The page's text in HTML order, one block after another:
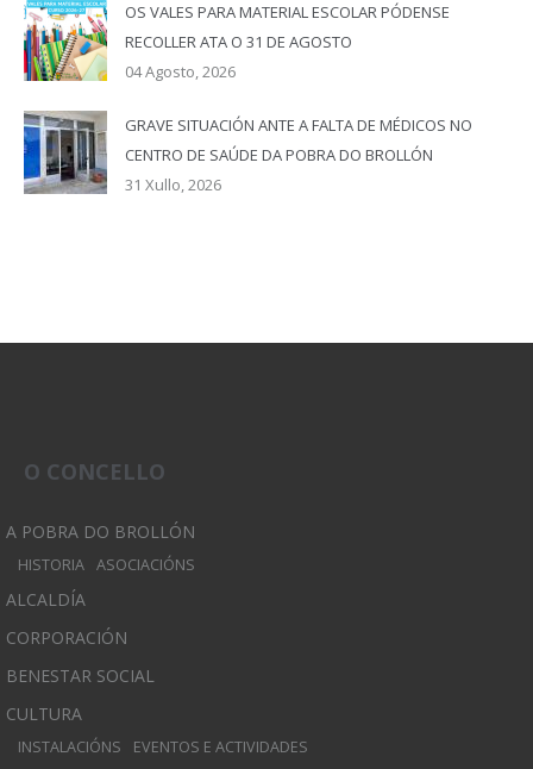
OS VALES PARA MATERIAL ESCOLAR PÓDENSE
RECOLLER ATA O 31 DE AGOSTO
04 Agosto, 2026
GRAVE SITUACIÓN ANTE A FALTA DE MÉDICOS NO
CENTRO DE SAÚDE DA POBRA DO BROLLÓN
31 Xullo, 2026
O CONCELLO
A POBRA DO BROLLÓN
HISTORIA ASOCIACIÓNS
ALCALDÍA
CORPORACIÓN
BENESTAR SOCIAL
CULTURA
INSTALACIÓNS EVENTOS E ACTIVIDADES